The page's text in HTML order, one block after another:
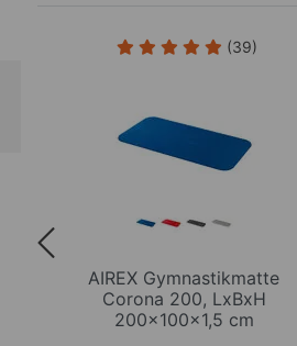
(39)
AIREX Gymnastikmatte
Corona 200, LxBxH
200x100x1,5 cm